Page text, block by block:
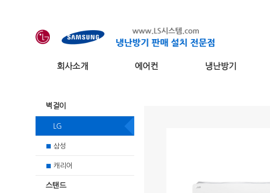
회사소개 에어컨 냉난방기
벽걸이
LG
■ 삼성
■ 캐리어
스탠드